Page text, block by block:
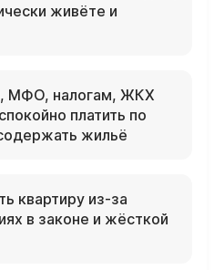
живёте и
МФО, налогам, ЖКХ
платить по
жильё
квартиру из‑за
в законе и жёсткой